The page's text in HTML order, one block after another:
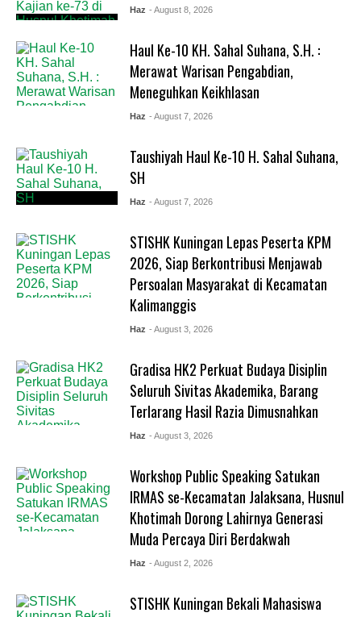
Haz - August 8, 2026
Haul Ke-10 KH. Sahal Suhana, S.H. :
Merawat Warisan Pengabdian,
Meneguhkan Keikhlasan
Haz - August 7, 2026
Taushiyah Haul Ke-10 H. Sahal Suhana,
SH
Haz - August 7, 2026
STISHK Kuningan Lepas Peserta KPM
2026, Siap Berkontribusi Menjawab
Persoalan Masyarakat di Kecamatan
Kalimanggis
Haz - August 3, 2026
Gradisa HK2 Perkuat Budaya Disiplin
Seluruh Sivitas Akademika, Barang
Terlarang Hasil Razia Dimusnahkan
Haz - August 3, 2026
Workshop Public Speaking Satukan
IRMAS se-Kecamatan Jalaksana, Husnul
Khotimah Dorong Lahirnya Generasi
Muda Percaya Diri Berdakwah
Haz - August 2, 2026
STISHK Kuningan Bekali Mahasiswa